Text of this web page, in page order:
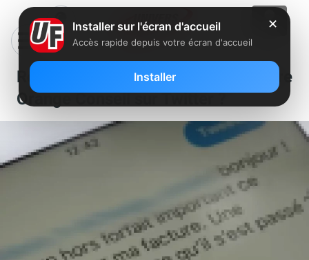
Reportage : qui se cache derrière
Orange Conseil sur Twitter ?
✕
Installer sur l'écran d'accueil
Accès rapide depuis votre écran d'accueil
Installer